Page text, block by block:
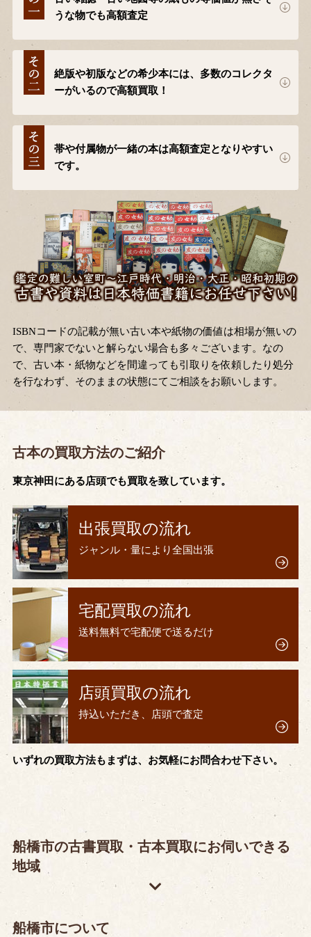
うな物でも高額査定
絶版や初版などの希少本には、多数のコレクタ
ーがいるので高額買取！
帯や付属物が一緒の本は高額査定となりやすい
です。
ISBNコードの記載が無い古い本や紙物の価値は相場が無いの
で、専門家でないと解らない場合も多々ございます。なの
で、古い本・紙物などを間違っても引取りを依頼したり処分
を行なわず、そのままの状態にてご相談をお願いします。
古本の買取方法のご紹介
東京神田にある店頭でも買取を致しています。
出張買取の流れ
ジャンル・量により全国出張
宅配買取の流れ
送料無料で宅配便で送るだけ
店頭買取の流れ
持込いただき、店頭で査定
いずれの買取方法もまずは、お気軽にお問合わせ下さい。
船橋市の古書買取・古本買取にお伺いできる
地域
船橋市について